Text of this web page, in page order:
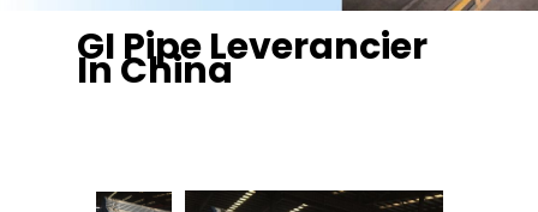
GI Pipe Leverancier
In China